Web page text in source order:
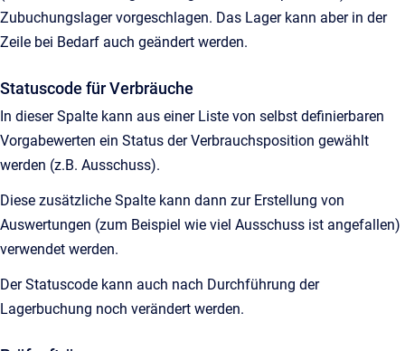
Zubuchungslager vorgeschlagen. Das Lager kann aber in der
Zeile bei Bedarf auch geändert werden.
Statuscode für Verbräuche
In dieser Spalte kann aus einer Liste von selbst definierbaren
Vorgabewerten ein Status der Verbrauchsposition gewählt
werden (z.B. Ausschuss).
Diese zusätzliche Spalte kann dann zur Erstellung von
Auswertungen (zum Beispiel wie viel Ausschuss ist angefallen)
verwendet werden.
Der Statuscode kann auch nach Durchführung der
Lagerbuchung noch verändert werden.